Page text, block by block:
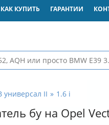
КАК КУПИТЬ ГАРАНТИИ
универсал II 1.6 i
бу на Opel